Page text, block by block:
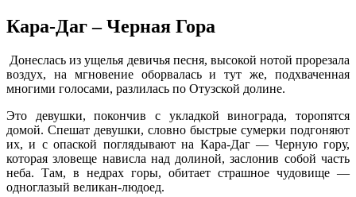
Кара-Даг – Черная Гора
Донеслась из ущелья девичья песня, высокой нотой прорезала
воздух, на мгновение оборвалась и тут же, подхваченная
многими голосами, разлилась по Отузской долине.
Это девушки, покончив с укладкой винограда, торопятся
домой. Спешат девушки, словно быстрые сумерки подгоняют
их, и с опаской поглядывают на Кара-Даг — Черную гору,
которая зловеще нависла над долиной, заслонив собой часть
неба. Там, в недрах горы, обитает страшное чудовище —
одноглазый великан-людоед.